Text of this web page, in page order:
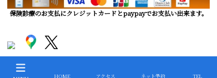
保険診療のお支払にクレジットカードとpaypayでお支払い出来ます。
HOME アクセス ネット予約 TEL